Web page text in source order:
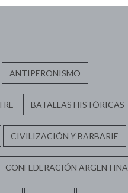
ANTIPERONISMO
BATALLAS HISTÓRICAS
CIVILIZACIÓN Y BARBARIE
CONFEDERACIÓN ARGENTINA